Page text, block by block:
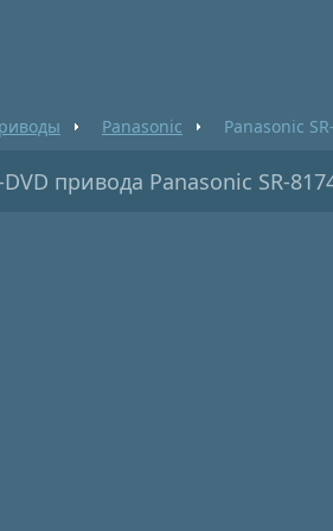
Panasonic Panasonic
привода Panasonic SR-